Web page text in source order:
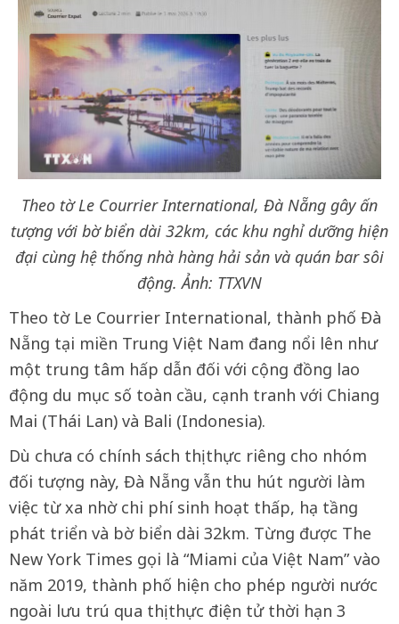
Theo tờ Le Courrier International, Đà Nẵng gây ấn
tượng với bờ biển dài 32km, các khu nghỉ dưỡng hiện
đại cùng hệ thống nhà hàng hải sản và quán bar sôi
động. Ảnh: TTXVN
Theo tờ Le Courrier International, thành phố Đà
Nẵng tại miền Trung Việt Nam đang nổi lên như
một trung tâm hấp dẫn đối với cộng đồng lao
động du mục số toàn cầu, cạnh tranh với Chiang
Mai (Thái Lan) và Bali (Indonesia).
Dù chưa có chính sách thị thực riêng cho nhóm
đối tượng này, Đà Nẵng vẫn thu hút người làm
việc từ xa nhờ chi phí sinh hoạt thấp, hạ tầng
phát triển và bờ biển dài 32km. Từng được The
New York Times gọi là “Miami của Việt Nam” vào
năm 2019, thành phố hiện cho phép người nước
ngoài lưu trú qua thị thực điện tử thời hạn 3